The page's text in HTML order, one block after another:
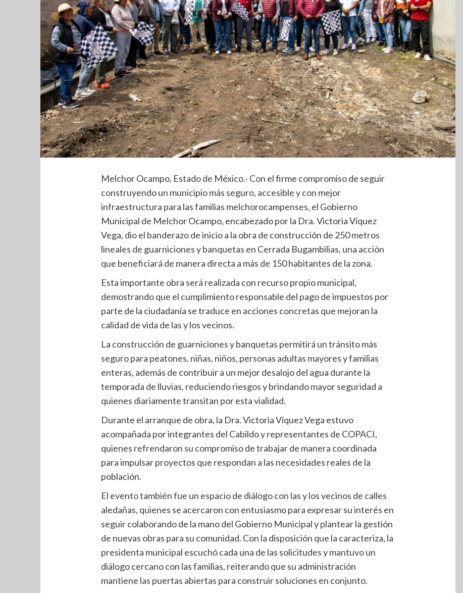
Melchor Ocampo, Estado de México.- Con el firme compromiso de seguir
construyendo un municipio más seguro, accesible y con mejor
infraestructura para las familias melchorocampenses, el Gobierno
Municipal de Melchor Ocampo, encabezado por la Dra. Victoria Víquez
Vega, dio el banderazo de inicio a la obra de construcción de 250 metros
lineales de guarniciones y banquetas en Cerrada Bugambilias, una acción
que beneficiará de manera directa a más de 150 habitantes de la zona.
Esta importante obra será realizada con recurso propio municipal,
demostrando que el cumplimiento responsable del pago de impuestos por
parte de la ciudadanía se traduce en acciones concretas que mejoran la
calidad de vida de las y los vecinos.
La construcción de guarniciones y banquetas permitirá un tránsito más
seguro para peatones, niñas, niños, personas adultas mayores y familias
enteras, además de contribuir a un mejor desalojo del agua durante la
temporada de lluvias, reduciendo riesgos y brindando mayor seguridad a
quienes diariamente transitan por esta vialidad.
Durante el arranque de obra, la Dra. Victoria Víquez Vega estuvo
acompañada por integrantes del Cabildo y representantes de COPACI,
quienes refrendaron su compromiso de trabajar de manera coordinada
para impulsar proyectos que respondan a las necesidades reales de la
población.
El evento también fue un espacio de diálogo con las y los vecinos de calles
aledañas, quienes se acercaron con entusiasmo para expresar su interés en
seguir colaborando de la mano del Gobierno Municipal y plantear la gestión
de nuevas obras para su comunidad. Con la disposición que la caracteriza, la
presidenta municipal escuchó cada una de las solicitudes y mantuvo un
diálogo cercano con las familias, reiterando que su administración
mantiene las puertas abiertas para construir soluciones en conjunto.